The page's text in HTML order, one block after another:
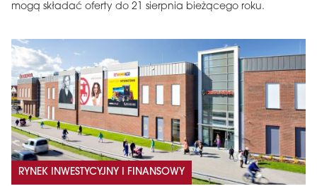
mogą składać oferty do 21 sierpnia bieżącego roku.
RYNEK INWESTYCYJNY I FINANSOWY